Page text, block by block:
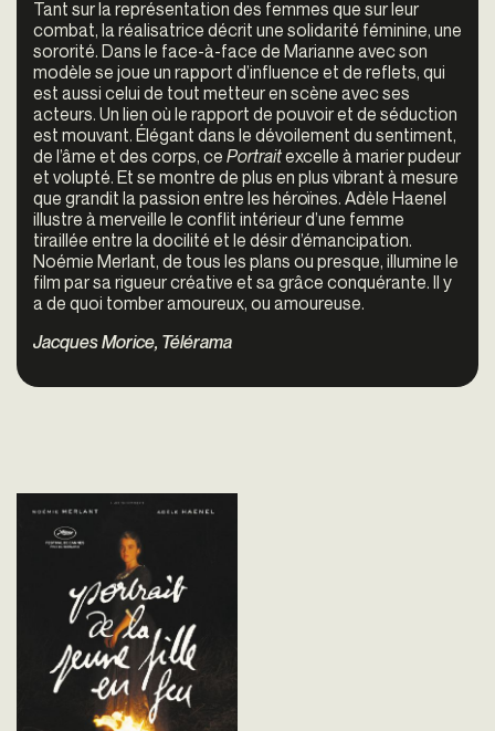
Tant sur la représentation des femmes que sur leur
combat, la réalisatrice décrit une solidarité féminine, une
sororité. Dans le face-à-face de Marianne avec son
modèle se joue un rapport d’influence et de reflets, qui
est aussi celui de tout metteur en scène avec ses
acteurs. Un lien où le rapport de pouvoir et de séduction
est mouvant. Élégant dans le dévoilement du sentiment,
de l’âme et des corps, ce Portraitexcelle à marier pudeur
et volupté. Et se montre de plus en plus vibrant à mesure
que grandit la passion entre les héroïnes. Adèle Haenel
illustre à merveille le conflit intérieur d’une femme
tiraillée entre la docilité et le désir d’émancipation.
Noémie Merlant, de tous les plans ou presque, illumine le
film par sa rigueur créative et sa grâce conquérante. Il y
a de quoi tomber amoureux, ou amoureuse.
Jacques Morice, Télérama